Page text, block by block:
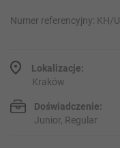
Numer referencyjny: KH/U
Lokalizacje:
Kraków
Doświadczenie:
Junior, Regular